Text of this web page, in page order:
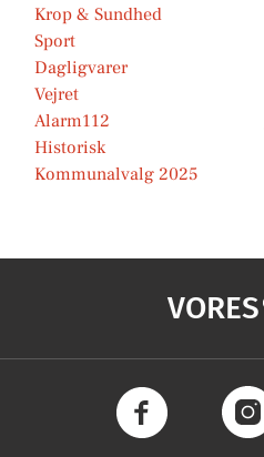
Krop & Sundhed
Sport
Dagligvarer
Vejret
Alarm112
Historisk
Kommunalvalg 2025
VORES